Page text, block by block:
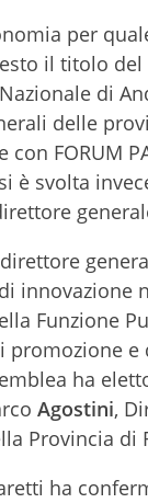
per
il titolo
di
delle
con FORUM
è svolta
innovazione
Funzione
promozione
ha
Agostini,
Provincia di
ha